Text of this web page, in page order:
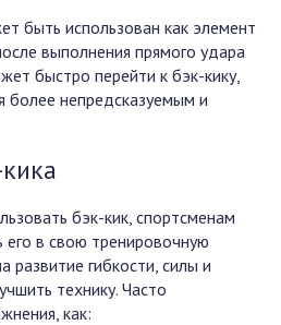
быть использован как элемент
выполнения прямого удара
быстро перейти к бэк-кику,
более непредсказуемым и
бэк-кик, спортсменам
его в свою тренировочную
развитие гибкости, силы и
технику. Часто
как: